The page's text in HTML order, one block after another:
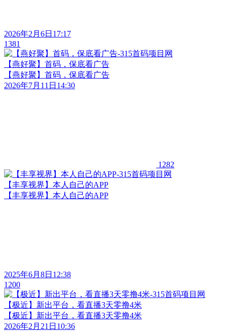
2026年2月6日17:17
1381
【燕好聚】首码，保底看广告
【燕好聚】首码，保底看广告
2026年7月11日14:30
1282
【丰享视界】本人自己的APP
【丰享视界】本人自己的APP
2025年6月8日12:38
1200
【极近】新出平台，看直播3天零撸4米
【极近】新出平台，看直播3天零撸4米
2026年2月21日10:36